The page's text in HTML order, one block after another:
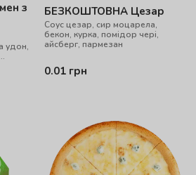
з
удон,
БЕЗКОШТОВНА Цезар
Соус цезар, сир моцарела,
бекон, курка, помідор чері,
айсберг, пармезан
0.01 грн